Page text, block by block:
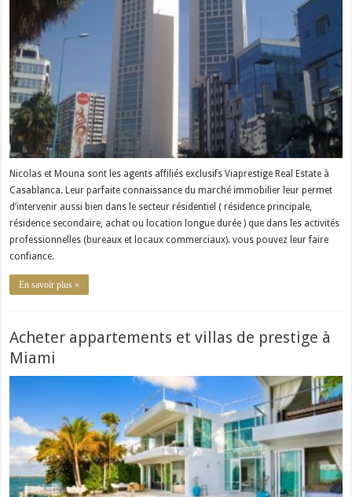
Nicolas et Mouna sont les agents affiliés exclusifs Viaprestige Real Estate à
Casablanca. Leur parfaite connaissance du marché immobilier leur permet
d’intervenir aussi bien dans le secteur résidentiel ( résidence principale,
résidence secondaire, achat ou location longue durée ) que dans les activités
professionnelles (bureaux et locaux commerciaux). vous pouvez leur faire
confiance.
En savoir plus »
Acheter appartements et villas de prestige à
Miami